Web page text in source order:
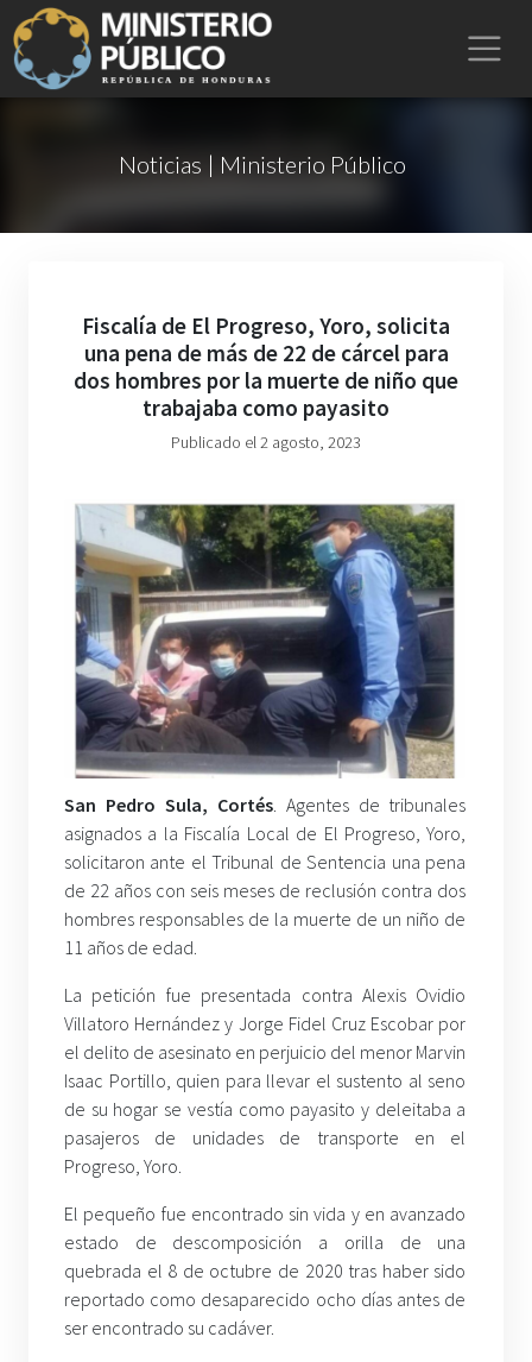
Noticias | Ministerio Público
Fiscalía de El Progreso, Yoro, solicita
una pena de más de 22 de cárcel para
dos hombres por la muerte de niño que
trabajaba como payasito
Publicado el 2 agosto, 2023
San Pedro Sula, Cortés. Agentes de tribunales
asignados a la Fiscalía Local de El Progreso, Yoro,
solicitaron ante el Tribunal de Sentencia una pena
de 22 años con seis meses de reclusión contra dos
hombres responsables de la muerte de un niño de
11 años de edad.
La petición fue presentada contra Alexis Ovidio
Villatoro Hernández y Jorge Fidel Cruz Escobar por
el delito de asesinato en perjuicio del menor Marvin
Isaac Portillo, quien para llevar el sustento al seno
de su hogar se vestía como payasito y deleitaba a
pasajeros de unidades de transporte en el
Progreso, Yoro.
El pequeño fue encontrado sin vida y en avanzado
estado de descomposición a orilla de una
quebrada el 8 de octubre de 2020 tras haber sido
reportado como desaparecido ocho días antes de
ser encontrado su cadáver.